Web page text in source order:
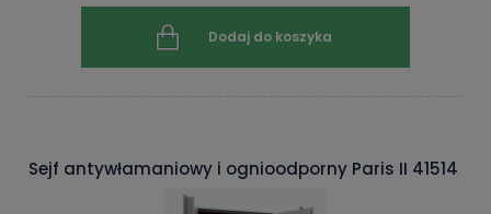
Dodaj do koszyka
Sejf antywłamaniowy i ognioodporny Paris II 41514